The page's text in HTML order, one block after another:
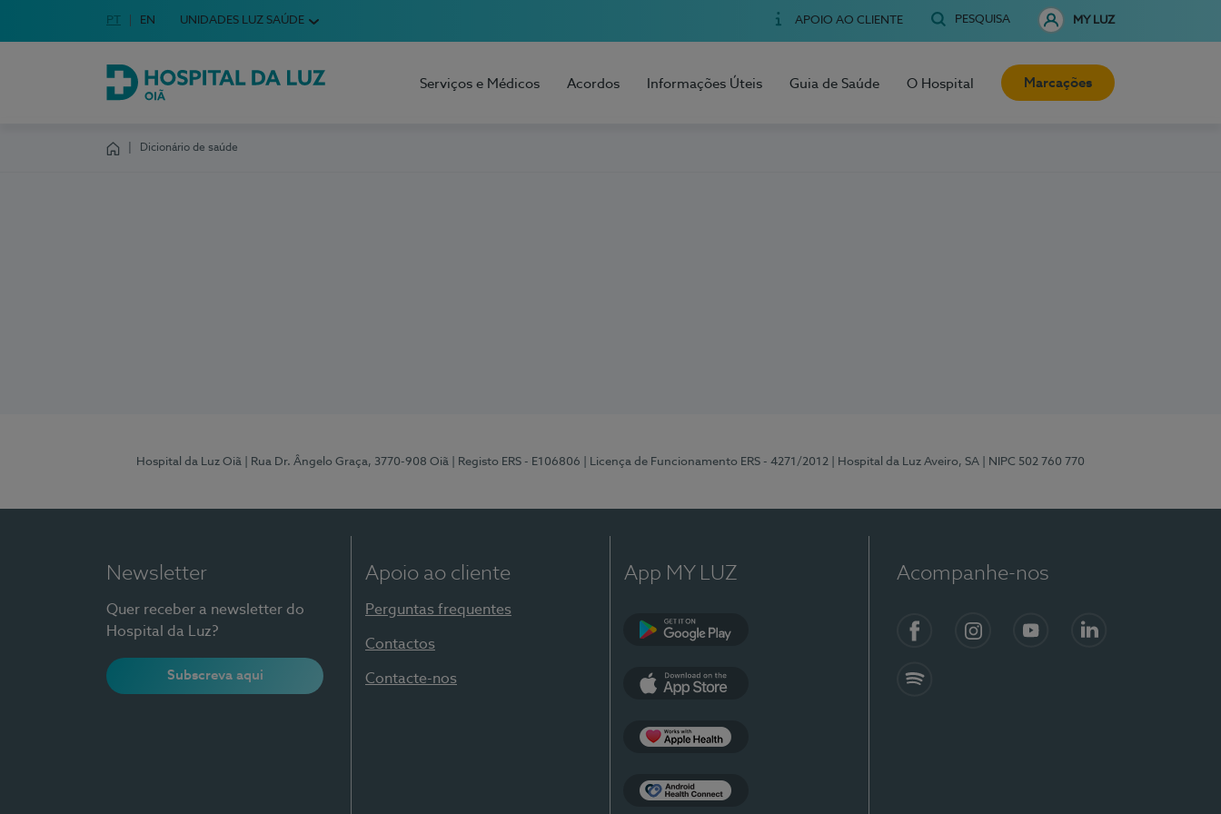
Escolha o seu idioma
Idioma em Português
PT English Language
EN UNIDADES LUZ SAÚDE APOIO AO CLIENTE PESQUISA MY LUZ
Hospital da Luz Oiã
Serviços e Médicos Acordos Informações Úteis Guia de Saúde O Hospital Marcações
Dicionário de saúde
Hospital da Luz Oiã | Rua Dr. Ângelo Graça, 3770-908 Oiã | Registo ERS - E106806 | Licença de Funcionamento ERS - 4271/2012 | Hospital da Luz Aveiro, SA | NIPC 502 760 770
Newsletter
Quer receber a newsletter do
Hospital da Luz?
Subscreva aqui
Apoio ao cliente
Perguntas frequentes
Contactos
Contacte-nos
App MY LUZ Acompanhe-nos